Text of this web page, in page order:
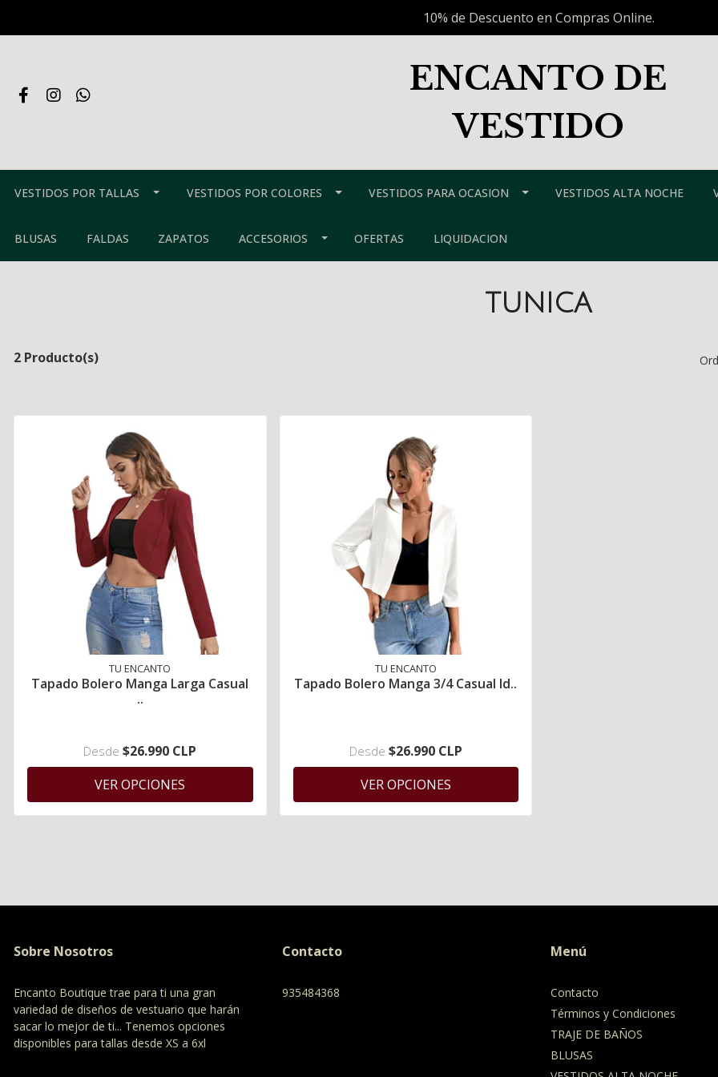
10% de Descuento en Compras Online.
ENCANTO DE
VESTIDO
VESTIDOS POR TALLAS VESTIDOS POR COLORES VESTIDOS PARA OCASION VESTIDOS ALTA NOCHE
BLUSAS FALDAS ZAPATOS ACCESORIOS OFERTAS LIQUIDACION
TUNICA
2 Producto(s)
TU ENCANTO
Tapado Bolero Manga Larga Casual
..
Desde$26.990 CLP
VER OPCIONES
TU ENCANTO
Tapado Bolero Manga 3/4 Casual Id..
Desde $26.990 CLP
VER OPCIONES
Sobre Nosotros
Encanto Boutique trae para ti una gran
variedad de diseños de vestuario que harán
sacar lo mejor de ti... Tenemos opciones
disponibles para tallas desde XS a 6xl
Contacto
935484368
Menú
Contacto
Términos y Condiciones
TRAJE DE BAÑOS
BLUSAS